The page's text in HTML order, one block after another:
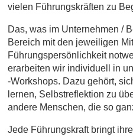
vielen Führungskräften zu
Das, was im Unternehmen /
Bereich mit den jeweiligen
Führungspersönlichkeit
erarbeiten wir individuell in
-Workshops. Dazu gehört,
lernen, Selbstreflektion zu
andere Menschen, die so
Jede Führungskraft bringt